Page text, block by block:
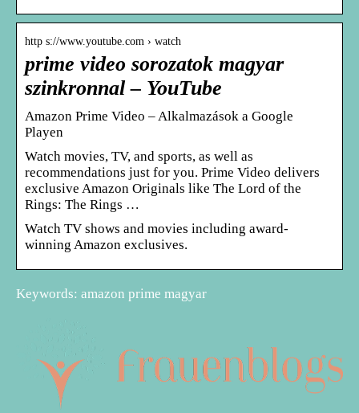
http s://www.youtube.com › watch
prime video sorozatok magyar
szinkronnal – YouTube
Amazon Prime Video – Alkalmazások a Google
Playen
Watch movies, TV, and sports, as well as
recommendations just for you. Prime Video delivers
exclusive Amazon Originals like The Lord of the
Rings: The Rings …
Watch TV shows and movies including award-
winning Amazon exclusives.
Keywords: amazon prime magyar